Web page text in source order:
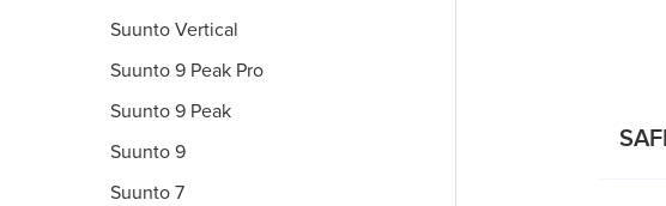
Suunto Vertical
Suunto 9 Peak Pro
Suunto 9 Peak
Suunto 9
Suunto 7